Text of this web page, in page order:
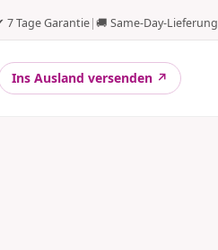
7 Tage Garantie|🚚 Same-Day-Lieferung
Ins Ausland versenden ↗